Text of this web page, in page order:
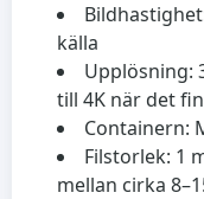
källa
Upplösning:
till 4K när det
Containern:
Filstorlek: 1
mellan cirka